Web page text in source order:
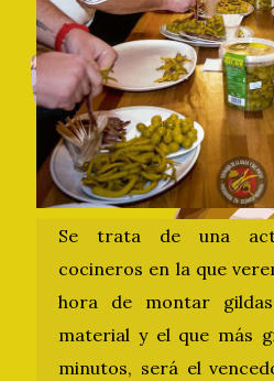
Se trata de una
cocineros en la que
hora de montar
material y el que más
minutos, será el